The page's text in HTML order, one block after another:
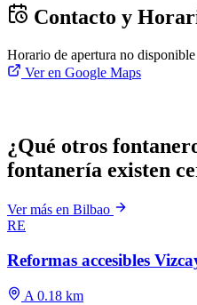
Contacto y
Horario de apertura no disponible
Ver en Google Maps
¿Qué otros
fontanería existen
Ver más en Bilbao
RE
Reformas accesibles
A 0.18 km